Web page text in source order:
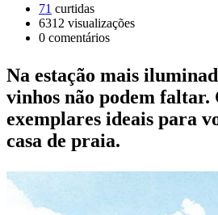
71 curtidas
6312 visualizações
0 comentários
Na estação mais
vinhos não podem faltar.
exemplares ideais para
casa de praia.